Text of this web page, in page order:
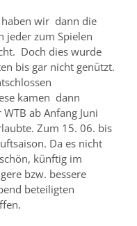
haben wir dann die
jeder zum Spielen
Doch dies wurde
bis gar nicht genützt.
kamen dann
ab Anfang Juni
Zum 15. 06. bis
Da es nicht
künftig im
bzw. bessere
beteiligten